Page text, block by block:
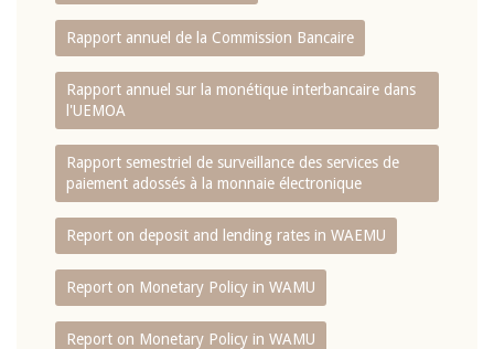
Rapport annuel de la Commission Bancaire
Rapport annuel sur la monétique interbancaire dans
l'UEMOA
Rapport semestriel de surveillance des services de
paiement adossés à la monnaie électronique
Report on deposit and lending rates in WAEMU
Report on Monetary Policy in WAMU
Report on Monetary Policy in WAMU